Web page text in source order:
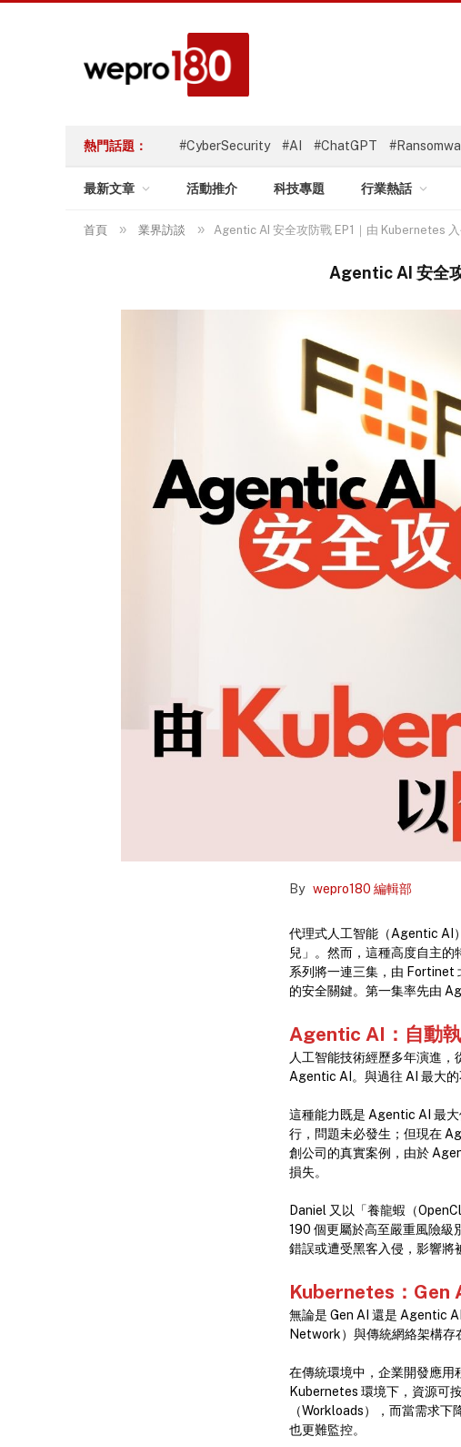
熱門話題： #CyberSecurity #AI #ChatGPT
最新文章 活動推介 科技專題 行業熱話
首頁 » 業界訪談 » Agentic AI 安全攻防戰 EP1｜由 Kubernetes
Agentic AI 安全
By wepro180 編輯部
代理式人工智能（Agentic AI
兒」。然而，這種高度自主
系列將一連三集，由 Fortinet
的安全關鍵。第一集率先由
Agentic AI ：自動
人工智能技術經歷多年演進
Agentic AI。與過往 AI 最大
這種能力既是 Agentic AI 最
行，問題未必發生；但現在
創公司的真實案例，由於
損失。
Daniel 又以「養龍蝦（
190 個更屬於高至嚴重風險級
錯誤或遭受黑客入侵，影響將
Kubernetes ： Gen
無論是 Gen AI 還是 Agentic
Network）與傳統網絡架構存
在傳統環境中，企業開發應用
Kubernetes 環境下，資源可
（Workloads），而當需求
也更難監控。